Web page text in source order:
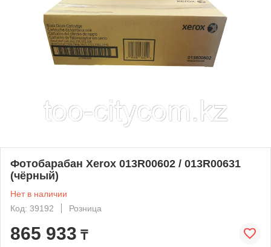
Фотобарабан Xerox 013R00602 / 013R00631
(чёрный)
Нет в наличии
Код: 39192
Розница
865 933 ₸